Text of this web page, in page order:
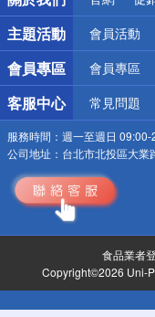
詐騙網
主題活動 會員活動
會員專區 會員專區
客服中心 常見問題
服務時間： 週一至週日
公司地址： 台北市北投區大業
食品業者
Copyright©2026 Uni-